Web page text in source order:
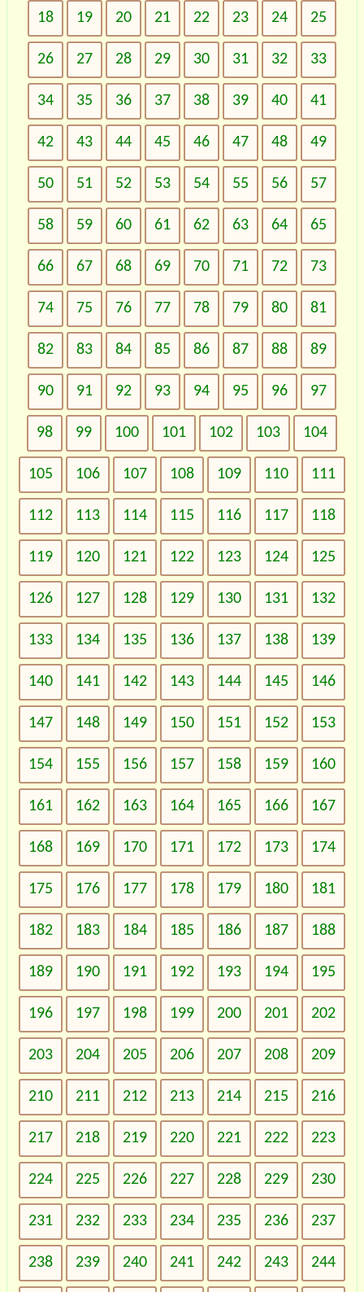
18 19 20 21 22 23 24 25
26 27 28 29 30 31 32 33
34 35 36 37 38 39 40 41
42 43 44 45 46 47 48 49
50 51 52 53 54 55 56 57
58 59 60 61 62 63 64 65
66 67 68 69 70 71 72 73
74 75 76 77 78 79 80 81
82 83 84 85 86 87 88 89
90 91 92 93 94 95 96 97
98 99 100 101 102 103 104
105 106 107 108 109 110 111
112 113 114 115 116 117 118
119 120 121 122 123 124 125
126 127 128 129 130 131 132
133 134 135 136 137 138 139
140 141 142 143 144 145 146
147 148 149 150 151 152 153
154 155 156 157 158 159 160
161 162 163 164 165 166 167
168 169 170 171 172 173 174
175 176 177 178 179 180 181
182 183 184 185 186 187 188
189 190 191 192 193 194 195
196 197 198 199 200 201 202
203 204 205 206 207 208 209
210 211 212 213 214 215 216
217 218 219 220 221 222 223
224 225 226 227 228 229 230
231 232 233 234 235 236 237
238 239 240 241 242 243 244